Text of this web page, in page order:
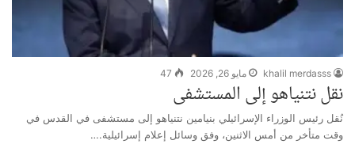
khalil merdasss مايو 26, 2026 47
نقل نتنياهو إلى المستشفى
نُقل رئيس الوزراء الإسرائيلي بنيامين نتنياهو إلى مستشفى في القدس في
وقت متأخر من أمس الاثنين، وفق وسائل إعلام إسرائيلية.…